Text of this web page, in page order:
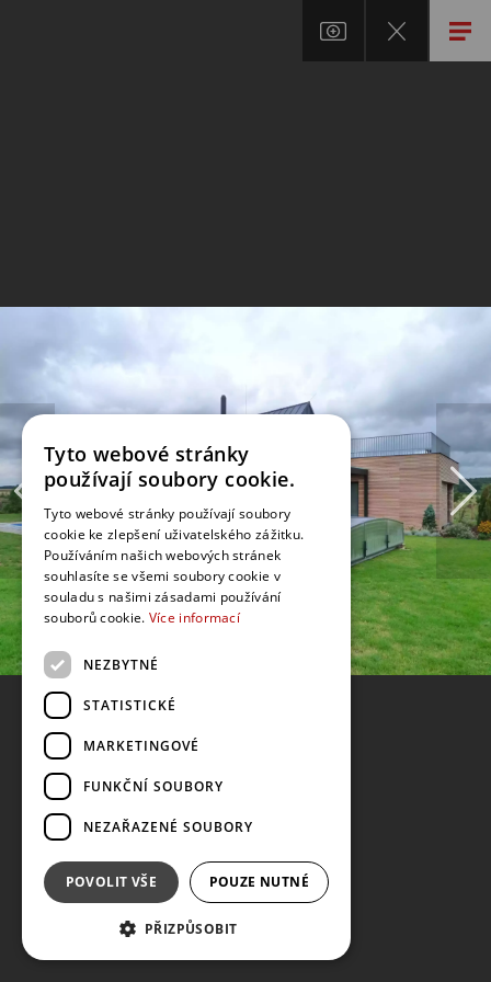
Tyto webové stránky
používají soubory cookie.
Tyto webové stránky používají soubory
cookie ke zlepšení uživatelského zážitku.
Používáním našich webových stránek
souhlasíte se všemi soubory cookie v
souladu s našimi zásadami používání
souborů cookie. Více informací
NEZBYTNÉ
STATISTICKÉ
MARKETINGOVÉ
FUNKČNÍ SOUBORY
NEZAŘAZENÉ SOUBORY
POVOLIT VŠE POUZE NUTNÉ
PŘIZPŮSOBIT